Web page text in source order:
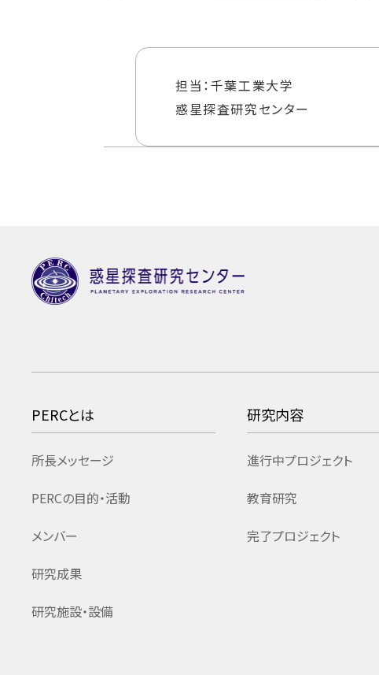
担当：千葉工業大学
惑星探査研究センター
PERCとは
所長メッセージ
PERCの目的・活動
メンバー
研究成果
研究施設・設備
研究内容
進行中プロジェクト
教育研究
完了プロジェクト